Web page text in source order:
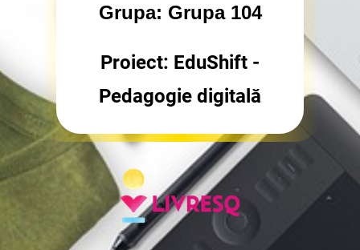
Grupa: Grupa 104
Proiect: EduShift -
Pedagogie digitală